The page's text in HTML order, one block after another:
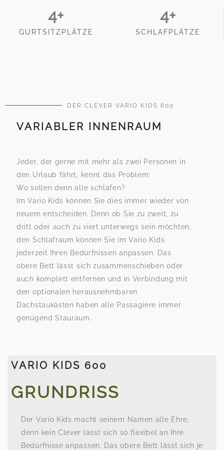
GURTSITZPLÄTZE
4+
SCHLAFPLÄTZE
4+
DER CLEVER VARIO KIDS 600
VARIABLER INNENRAUM
Jeder, der gerne mit mehr als zwei Personen in
den Urlaub fährt, kennt das Problem:
Wo sollen denn alle schlafen?
Im Vario Kids können Sie dies immer wieder von
neuem entscheiden. Denn ob Sie zu zweit, zu
dritt oder auch zu viert unterwegs sein möchten,
den Schlafraum können Sie im Vario Kids
jederzeit Ihren Bedürfnissen anpassen. Das
obere Bett lässt sich zusammenschieben oder
auch komplett entfernen und in Verbindung mit
den optionalen herausnehmbaren
Dachstaukästen haben alle Passagiere immer
genügend Stauraum.
VARIO KIDS 600
GRUNDRISS
Der Vario Kids macht seinem Namen alle Ehre,
denn kein Clever lässt sich so flexibel an Ihre
Bedürfnisse anpassen. Das obere Bett lässt sich je